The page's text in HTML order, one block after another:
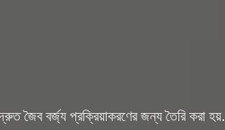
জৈব বর্জ্য প্রক্রিয়াকরণের জন্য তৈরি করা হয়.